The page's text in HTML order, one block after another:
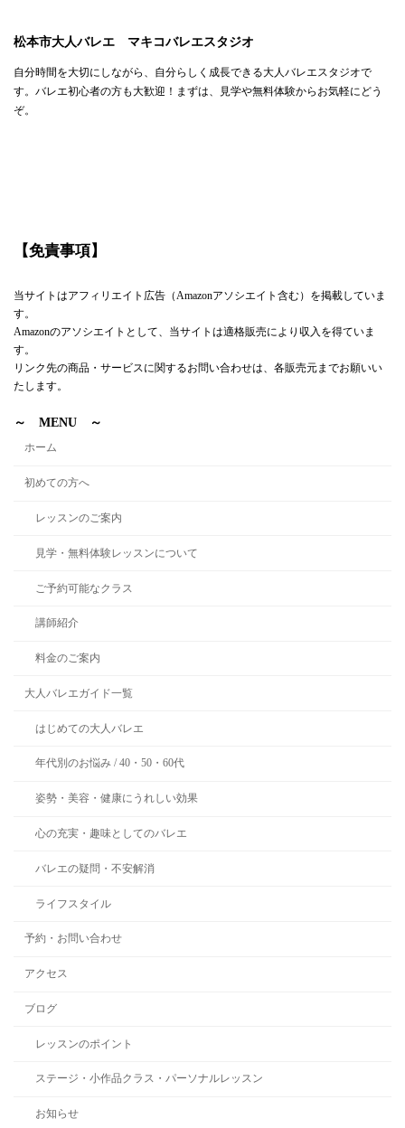
松本市大人バレエ マキコバレエスタジオ
自分時間を大切にしながら、自分らしく成長できる大人バレエスタジオで
す。バレエ初心者の方も大歓迎！まずは、見学や無料体験からお気軽にどう
ぞ。
【免責事項】
当サイトはアフィリエイト広告（Amazonアソシエイト含む）を掲載していま
す。
Amazonのアソシエイトとして、当サイトは適格販売により収入を得ていま
す。
リンク先の商品・サービスに関するお問い合わせは、各販売元までお願いい
たします。
～ MENU ～
ホーム
初めての方へ
レッスンのご案内
見学・無料体験レッスンについて
ご予約可能なクラス
講師紹介
料金のご案内
大人バレエガイド一覧
はじめての大人バレエ
年代別のお悩み / 40・50・60代
姿勢・美容・健康にうれしい効果
心の充実・趣味としてのバレエ
バレエの疑問・不安解消
ライフスタイル
予約・お問い合わせ
アクセス
ブログ
レッスンのポイント
ステージ・小作品クラス・パーソナルレッスン
お知らせ